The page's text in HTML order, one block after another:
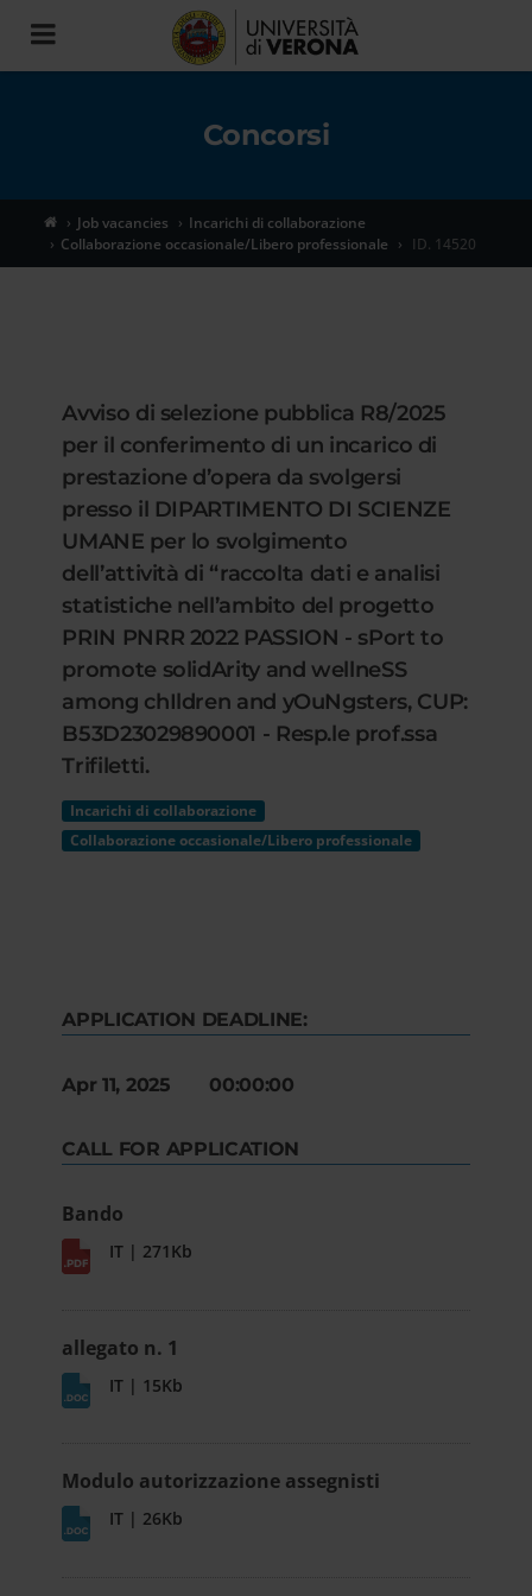
Toggle
navigation
Concorsi
Job vacancies
Incarichi di collaborazione
Collaborazione occasionale/Libero professionale
ID. 14520
Avviso di selezione pubblica R8/2025
per il conferimento di un incarico di
prestazione d’opera da svolgersi
presso il DIPARTIMENTO DI SCIENZE
UMANE per lo svolgimento
dell’attività di “raccolta dati e analisi
statistiche nell’ambito del progetto
PRIN PNRR 2022 PASSION - sPort to
promote solidArity and wellneSS
among chIldren and yOuNgsters, CUP:
B53D23029890001 - Resp.le prof.ssa
Trifiletti.
Incarichi di collaborazione
Collaborazione occasionale/Libero professionale
APPLICATION DEADLINE:
Apr 11, 2025 00:00:00
CALL FOR APPLICATION
Bando
IT | 271Kb
allegato n. 1
IT | 15Kb
Modulo autorizzazione assegnisti
IT | 26Kb